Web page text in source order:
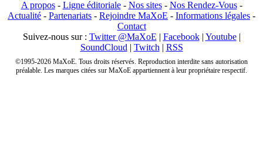
A propos- Ligne éditoriale- Nos sites- Nos Rendez-Vous-
Actualité - Partenariats - Rejoindre MaXoE - Informations légales -
Contact
Suivez-nous sur : Twitter @MaXoE | Facebook| Youtube|
SoundCloud | Twitch | RSS
©1995-2026 MaXoE. Tous droits réservés. Reproduction interdite sans autorisation
préalable. Les marques citées sur MaXoE appartiennent à leur propriétaire respectif.